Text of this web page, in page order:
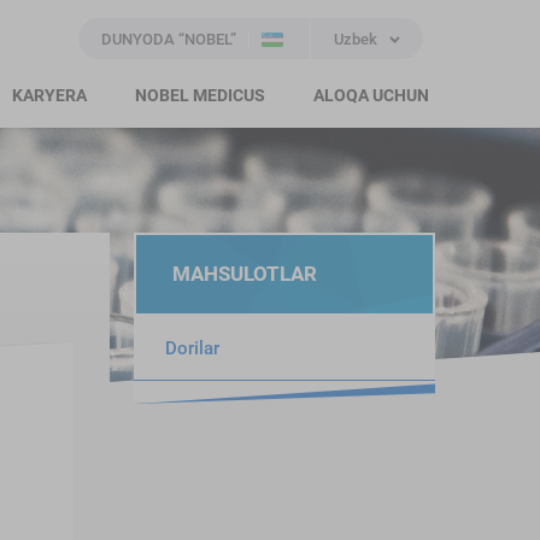
DUNYODA “NOBEL” Uzbek
KARYERA NOBEL MEDICUS ALOQA UCHUN
MAHSULOTLAR
Dorilar